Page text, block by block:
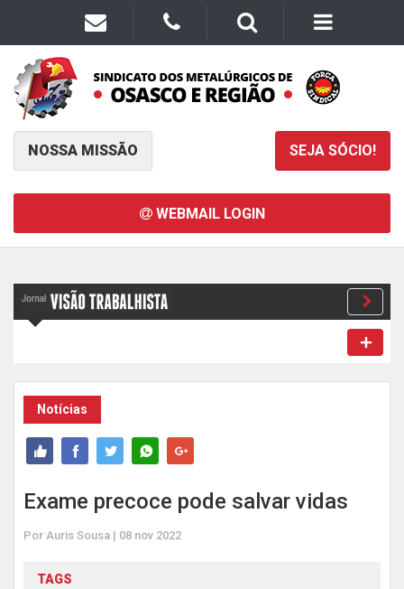
NOSSA MISSÃO SEJA SÓCIO!
WEBMAIL LOGIN
Notícias
Exame precoce pode salvar vidas
Por Auris Sousa | 08 nov 2022
TAGS